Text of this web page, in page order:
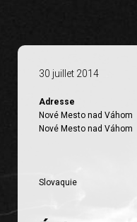
30 juillet 2014
Adresse
Nové Mesto nad Váhom
Nové Mesto nad Váhom
Slovaquie